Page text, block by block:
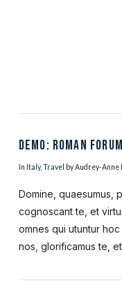
DEMO: ROMAN FORUM
In Italy,Travel by Audrey-Anne
Domine, quaesumus,
cognoscant te, et
omnes qui utuntur
nos, glorificamus te,